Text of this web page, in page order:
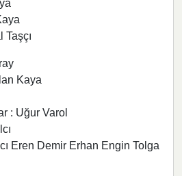
Kaya
: Uğur Varol
Eren Demir Erhan Engin Tolga